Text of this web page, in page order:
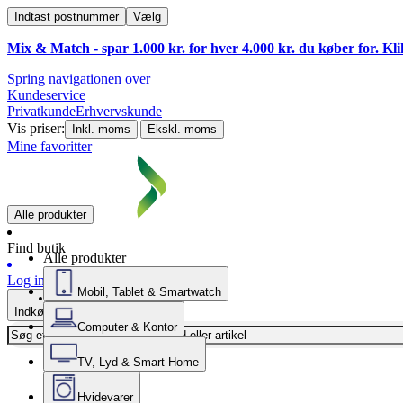
Indtast postnummer Vælg
Mix & Match - spar 1.000 kr. for hver 4.000 kr. du køber for.
Spring navigationen over
Kundeservice
PrivatkundeErhvervskunde
Vis priser:
Inkl. moms | Ekskl. moms
Mine favoritter
Alle produkter
Find butik
Log ind
Indkøbskurv
Alle produkter
Mobil, Tablet & Smartwatch
Computer & Kontor
TV, Lyd & Smart Home
Hvidevarer